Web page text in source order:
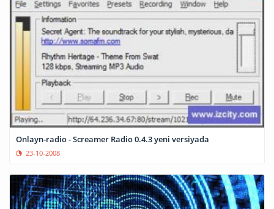
Onlayn-radio - Screamer Radio 0.4.3 yeni versiyada
23-10-2008